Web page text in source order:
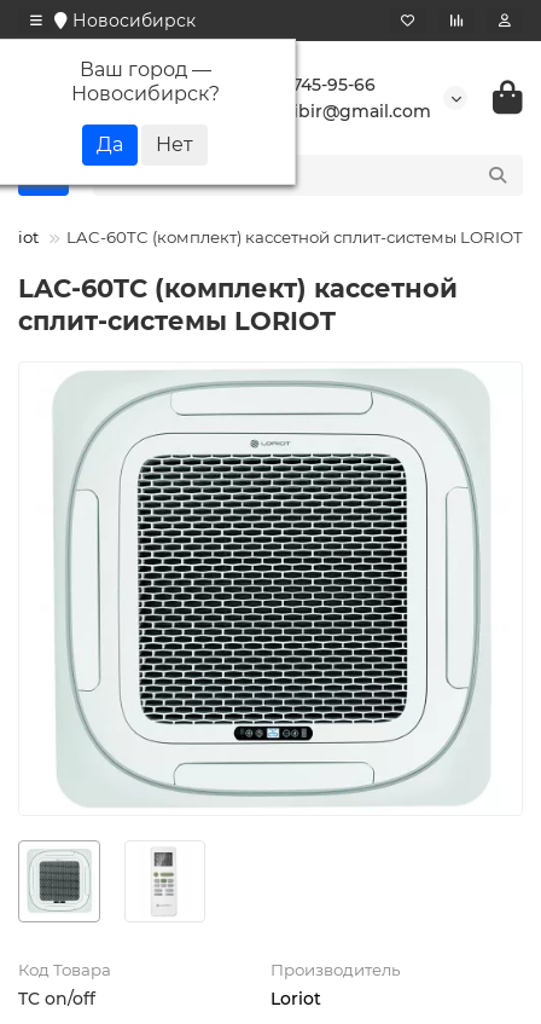
Новосибирск
Ваш город —
Новосибирск?
+7 923 745-95-66
buransibir@gmail.com
LAC-60TC (комплект) кассетной сплит-системы LORIOT
LAC-60TC (комплект) кассетной
сплит-системы LORIOT
Код Товара
TC on/off
Производитель
Loriot